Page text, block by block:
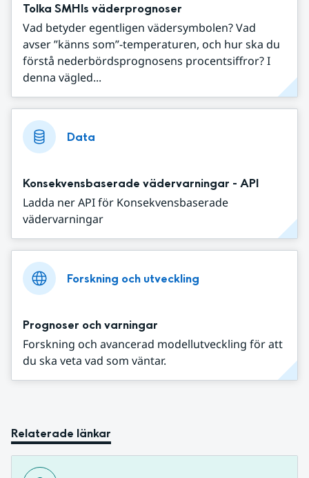
Tolka SMHIs väderprognoser
Vad betyder egentligen vädersymbolen? Vad
avser ”känns som”-temperaturen, och hur ska du
förstå nederbördsprognosens procentsiffror? I
denna vägled...
Data
Konsekvensbaserade vädervarningar - API
Ladda ner API för Konsekvensbaserade
vädervarningar
Forskning och utveckling
Prognoser och varningar
Forskning och avancerad modellutveckling för att
du ska veta vad som väntar.
Relaterade länkar